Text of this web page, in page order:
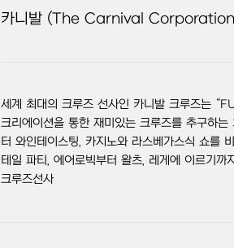
카니발 (The Carnival
세계 최대의 크루즈 선사인 카니발 크루즈는
크리에이션을 통한 재미있는 크루즈를 추구하
터 와인테이스팅, 카지노와 라스베가스식 쇼를
테일 파티, 에어로빅부터 왈츠, 레게에 이르기까
크루즈선사